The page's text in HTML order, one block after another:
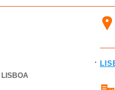
LISBOA